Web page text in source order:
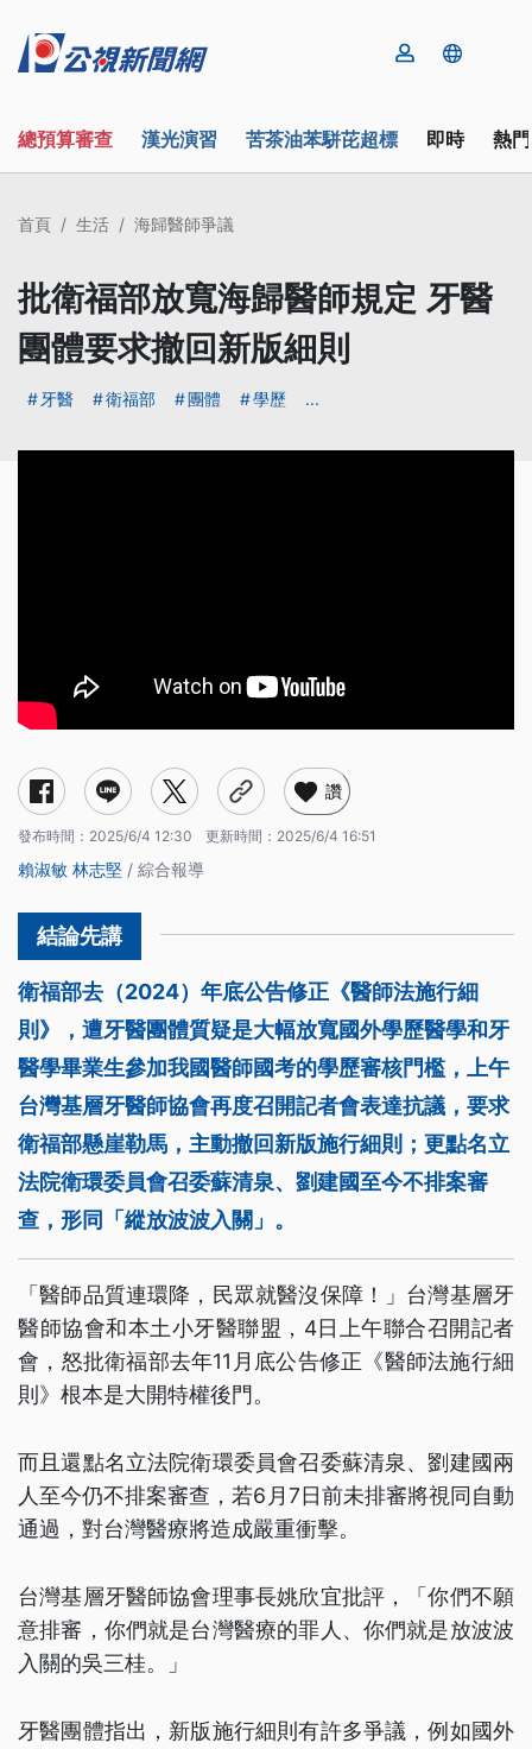
總預算審查 漢光演習 苦茶油苯駢芘超標 即時 熱
首頁 生活 海歸醫師爭議
批衛福部放寬海歸醫師規定 牙醫
團體要求撤回新版細則
牙醫 衛福部 團體 學歷 ...
讚
發布時間： 2025/6/4 12:30 更新時間： 2025/6/4 16:51
賴淑敏 林志堅 / 綜合報導
衛福部去（2024）年底公告修正《醫師法施行細
則》，遭牙醫團體質疑是大幅放寬國外學歷醫學和牙
醫學畢業生參加我國醫師國考的學歷審核門檻，上午
台灣基層牙醫師協會再度召開記者會表達抗議，要求
衛福部懸崖勒馬，主動撤回新版施行細則；更點名立
法院衛環委員會召委蘇清泉、劉建國至今不排案審
查，形同「縱放波波入關」。
「醫師品質連環降，民眾就醫沒保障！」台灣基層牙
醫師協會和本土小牙醫聯盟，4日上午聯合召開記者
會，怒批衛福部去年11月底公告修正《醫師法施行細
則》根本是大開特權後門。
而且還點名立法院衛環委員會召委蘇清泉、劉建國兩
人至今仍不排案審查，若6月7日前未排審將視同自動
通過，對台灣醫療將造成嚴重衝擊。
台灣基層牙醫師協會理事長姚欣宜批評，「你們不願
意排審，你們就是台灣醫療的罪人、你們就是放波波
入關的吳三桂。」
牙醫團體指出，新版施行細則有許多爭議，例如國外